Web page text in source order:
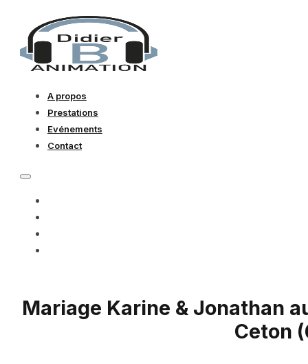
A propos
Prestations
Evénements
Contact
Mariage Karine & Jonathan
Ceton